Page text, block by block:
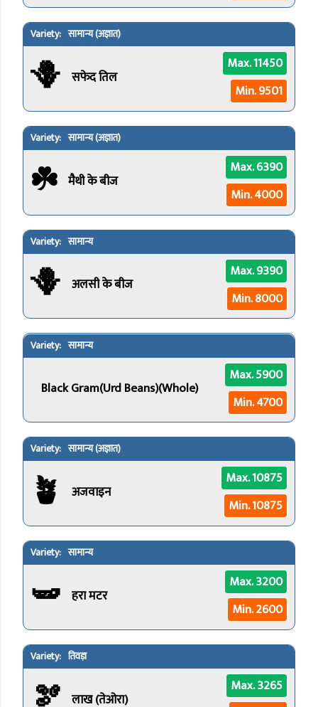
सामान्य (अज्ञात)
🪻 सफेद तिल
Max. 11450
Min. 9501
सामान्य (अज्ञात)
☘️ मैथी के बीज
Max. 6390
Min. 4000
सामान्य
🪻 अलसी के बीज
Max. 9390
Min. 8000
सामान्य
Black Gram(Urd Beans)(Whole)
Max. 5900
Min. 4700
सामान्य (अज्ञात)
🪴 अजवाइन
Max. 10875
Min. 10875
सामान्य
🫛 हरा मटर
Max. 3200
Min. 2600
तिवड़ा
लाख (तेओरा)
Max. 3265